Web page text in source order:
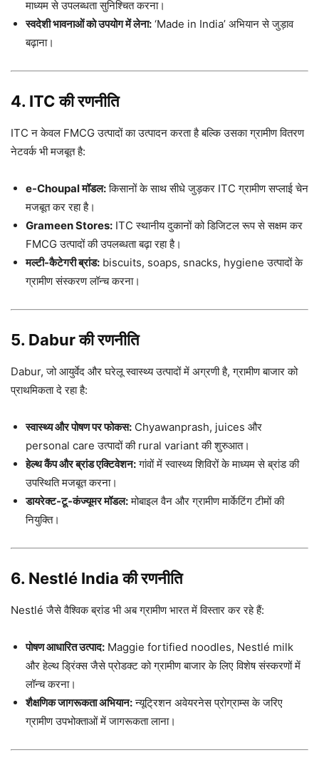
माध्यम से उपलब्धता सुनिश्चित करना।
स्वदेशी भावनाओं को उपयोग में लेना: ‘Made in India’ अभियान से जुड़ाव
बढ़ाना।
4. ITC की रणनीति
ITC न केवल FMCG उत्पादों का उत्पादन करता है बल्कि उसका ग्रामीण वितरण
नेटवर्क भी मजबूत है:
e-Choupal मॉडल:किसानों के साथ सीधे जुड़कर ITC ग्रामीण सप्लाई चेन
मजबूत कर रहा है।
Grameen Stores: ITC स्थानीय दुकानों को डिजिटल रूप से सक्षम कर
FMCG उत्पादों की उपलब्धता बढ़ा रहा है।
मल्टी-कैटेगरी ब्रांड: biscuits, soaps, snacks, hygiene उत्पादों के
ग्रामीण संस्करण लॉन्च करना।
5. Dabur की रणनीति
Dabur, जो आयुर्वेद और घरेलू स्वास्थ्य उत्पादों में अग्रणी है, ग्रामीण बाजार को
प्राथमिकता दे रहा है:
स्वास्थ्य और पोषण पर फोकस: Chyawanprash, juices और
personal care उत्पादों की rural variant की शुरुआत।
हेल्थ कैंप और ब्रांड एक्टिवेशन:गांवों में स्वास्थ्य शिविरों के माध्यम से ब्रांड की
उपस्थिति मजबूत करना।
डायरेक्ट-टू-कंज्यूमर मॉडल:मोबाइल वैन और ग्रामीण मार्केटिंग टीमों की
नियुक्ति।
6. Nestlé India की रणनीति
Nestlé जैसे वैश्विक ब्रांड भी अब ग्रामीण भारत में विस्तार कर रहे हैं:
पोषण आधारित उत्पाद: Maggie fortified noodles, Nestlé milk
और हेल्थ ड्रिंक्स जैसे प्रोडक्ट को ग्रामीण बाजार के लिए विशेष संस्करणों में
लॉन्च करना।
शैक्षणिक जागरूकता अभियान:न्यूट्रिशन अवेयरनेस प्रोग्राम्स के जरिए
ग्रामीण उपभोक्ताओं में जागरूकता लाना।